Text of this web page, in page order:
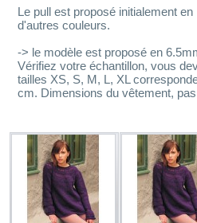
Le pull est proposé initialement
d'autres couleurs.
-> le modèle est proposé en
Vérifiez votre échantillon, vous
tailles XS, S, M, L, XL
cm. Dimensions du vêtement,